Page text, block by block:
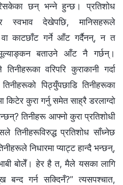
छन् भन्ने हुन्छ। प्रतिशोध
स्वभाव देखेपछि, मानिसहरूले
काटछाँट गर्ने आँट गर्दैनन्, न त
बताउने आँट नै गर्छन्।
वरिपरि कुराकानी गर्दा
पिठ्युँपछाडि तिनीहरूका
किटेर कुरा गर्नु समेत साह्रै डरलाग्दो
तिनीहरू आफ्नो कुरा प्रतिशोधी
तिनीहरूविरुद्ध प्रतिशोध साँध्नेछ
निधारमा प्याट्ट हान्दै भन्छन्,
बोलेँ। हेर है त, मैले यसका लागि
बन्द गर्न सक्दिनँ?” त्यसपश्चात,